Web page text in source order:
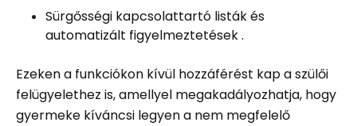
Sürgősségi kapcsolattartó listák és
automatizált figyelmeztetések .
Ezeken a funkciókon kívül hozzáférést kap a szülői
felügyelethez is, amellyel megakadályozhatja, hogy
gyermeke kíváncsi legyen a nem megfelelő